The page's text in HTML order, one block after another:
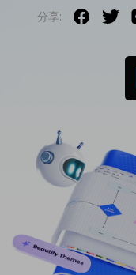
免費可編輯家族樹範例 >
立即購買
分享: